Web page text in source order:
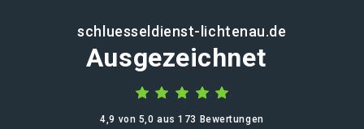
schluesseldienst-lichtenau.de
Ausgezeichnet
4,9 von 5,0 aus 173 Bewertungen